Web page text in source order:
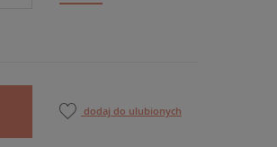
dodaj do ulubionych